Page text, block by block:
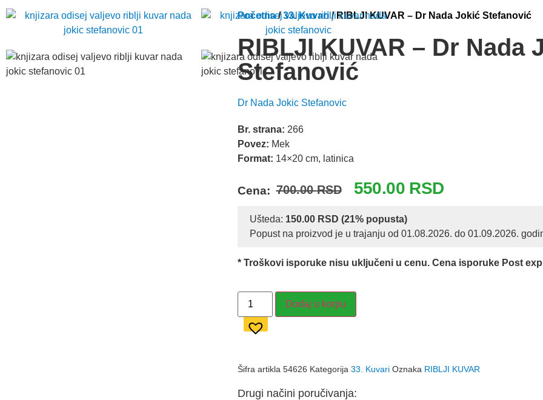
Početna/33. Kuvari/ RIBLJI KUVAR – Dr Nada Jokić Stefanović
RIBLJI KUVAR – Dr Nada
Stefanović
Dr Nada Jokic Stefanovic
Br. strana: 266
Povez: Mek
Format: 14×20 cm, latinica
Cena: 700.00RSD 550.00 RSD
Ušteda: 150.00 RSD (21% popusta)
Popust na proizvod je u trajanju od 01.08.2026. do 01.09.2026.
* Troškovi isporuke nisu uključeni u cenu. Cena isporuke Post
Dodaj u korpu
Šifra artikla 54626 Kategorija 33. Kuvari Oznaka RIBLJI KUVAR
Drugi načini poručivanja: